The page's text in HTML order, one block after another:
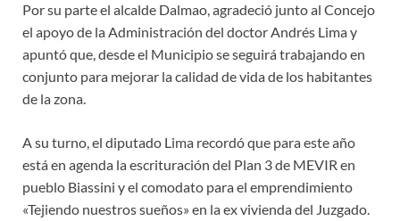
Por su parte el alcalde Dalmao, agradeció junto al Concejo
el apoyo de la Administración del doctor Andrés Lima y
apuntó que, desde el Municipio se seguirá trabajando en
conjunto para mejorar la calidad de vida de los habitantes
de la zona.
A su turno, el diputado Lima recordó que para este año
está en agenda la escrituración del Plan 3 de MEVIR en
pueblo Biassini y el comodato para el emprendimiento
«Tejiendo nuestros sueños» en la ex vivienda del Juzgado.